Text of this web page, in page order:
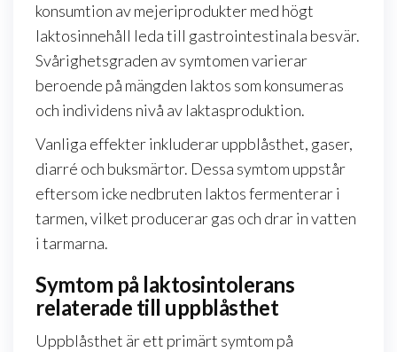
konsumtion av mejeriprodukter med högt
laktosinnehåll leda till gastrointestinala besvär.
Svårighetsgraden av symtomen varierar
beroende på mängden laktos som konsumeras
och individens nivå av laktasproduktion.
Vanliga effekter inkluderar uppblåsthet, gaser,
diarré och buksmärtor. Dessa symtom uppstår
eftersom icke nedbruten laktos fermenterar i
tarmen, vilket producerar gas och drar in vatten
i tarmarna.
Symtom på laktosintolerans
relaterade till uppblåsthet
Uppblåsthet är ett primärt symtom på